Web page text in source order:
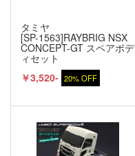
タミヤ
[SP-1563]RAYBRIG NSX
CONCEPT-GT スペアボデ
ィセット
￥3,520- 20% OFF